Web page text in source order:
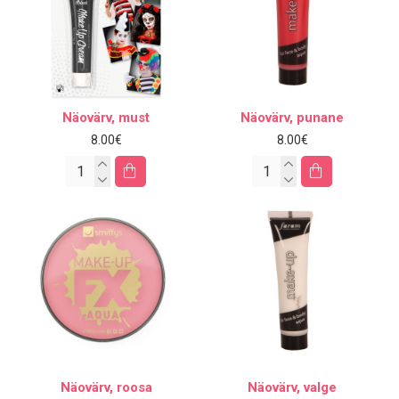
Näovärv, must
8.00€
Näovärv, punane
8.00€
Näovärv, roosa Näovärv, valge